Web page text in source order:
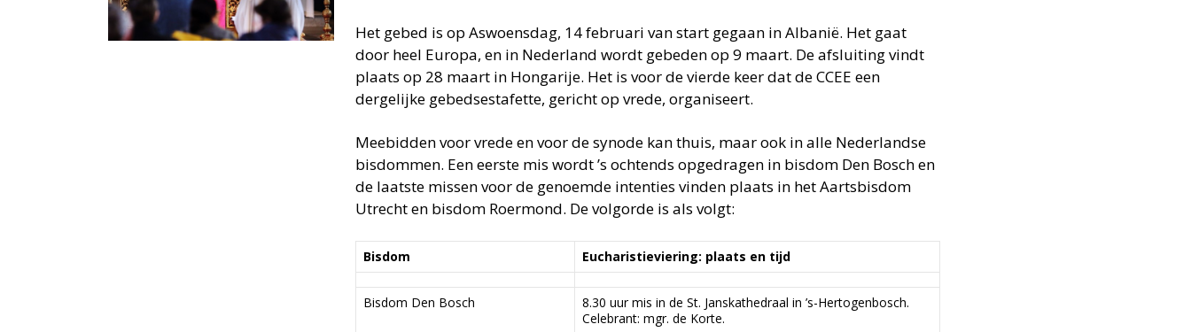
Het gebed is op Aswoensdag, 14 februari van start gegaan in Albanië. Het gaat
door heel Europa, en in Nederland wordt gebeden op 9 maart. De afsluiting vindt
plaats op 28 maart in Hongarije. Het is voor de vierde keer dat de CCEE een
dergelijke gebedsestafette, gericht op vrede, organiseert.
Meebidden voor vrede en voor de synode kan thuis, maar ook in alle Nederlandse
bisdommen. Een eerste mis wordt ’s ochtends opgedragen in bisdom Den Bosch en
de laatste missen voor de genoemde intenties vinden plaats in het Aartsbisdom
Utrecht en bisdom Roermond. De volgorde is als volgt:
Bisdom Eucharistieviering: plaats en tijd
Bisdom Den Bosch
8.30 uur mis in de St. Janskathedraal in ’s-Hertogenbosch.
Celebrant: mgr. de Korte.